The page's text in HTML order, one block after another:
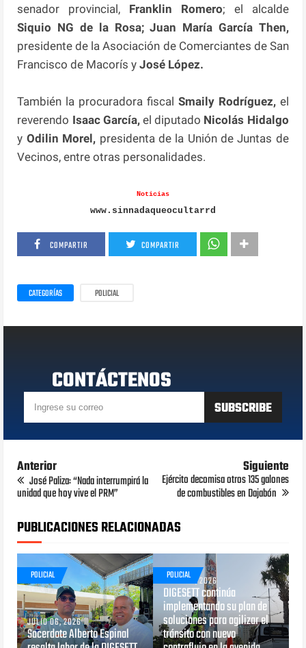
senador provincial, Franklin Romero; el alcalde
Siquio NG de la Rosa; Juan María García Then,
presidente de la Asociación de Comerciantes de San
Francisco de Macorís yJosé López.
También la procuradora fiscal Smaily Rodríguez,el
reverendo Isaac García, el diputado Nicolás Hidalgo
y Odilin Morel, presidenta de la Unión de Juntas de
Vecinos, entre otras personalidades.
Noticias
www.sinnadaqueocultarrd
COMPARTIR COMPARTIR
CATEGORÍAS POLICIAL
CONTÁCTENOS
Anterior
José Paliza: “Nada interrumpirá la
unidad que hoy vive el PRM”
Siguiente
Ejército decomisa otros 135 galones
de combustibles en Dajabón
PUBLICACIONES RELACIONADAS
POLICIAL
JULIO 06, 2026
Sacerdote Alberto Espinal
POLICIAL
JUNIO 29, 2026
DIGESETT continúa
implementando su plan de
soluciones para agilizar el
tránsito con nuevo